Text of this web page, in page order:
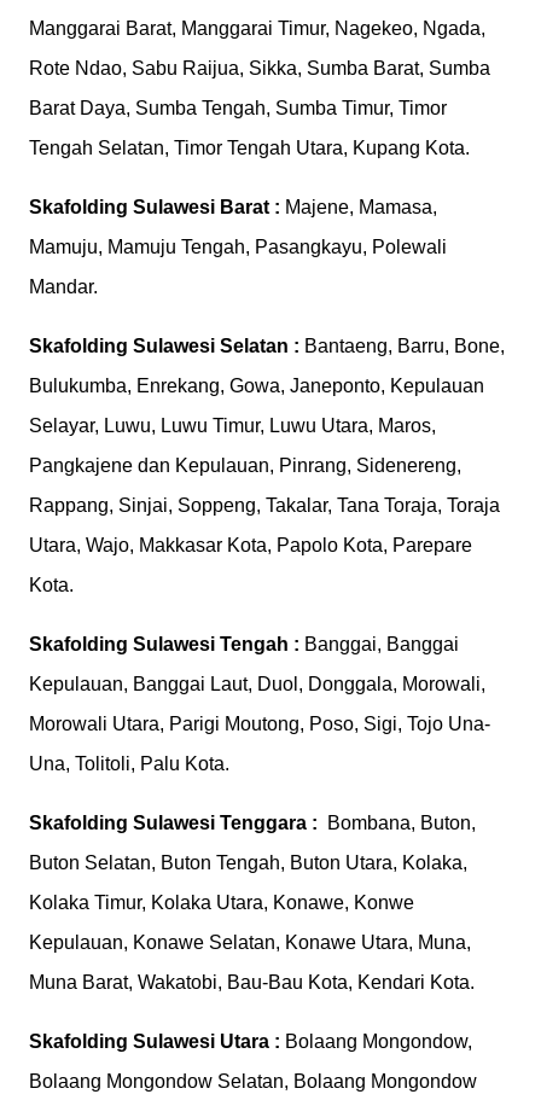
Manggarai Barat, Manggarai Timur, Nagekeo, Ngada,
Rote Ndao, Sabu Raijua, Sikka, Sumba Barat, Sumba
Barat Daya, Sumba Tengah, Sumba Timur, Timor
Tengah Selatan, Timor Tengah Utara, Kupang Kota.
Skafolding Sulawesi Barat : Majene, Mamasa,
Mamuju, Mamuju Tengah, Pasangkayu, Polewali
Mandar.
Skafolding Sulawesi Selatan : Bantaeng, Barru, Bone,
Bulukumba, Enrekang, Gowa, Janeponto, Kepulauan
Selayar, Luwu, Luwu Timur, Luwu Utara, Maros,
Pangkajene dan Kepulauan, Pinrang, Sidenereng,
Rappang, Sinjai, Soppeng, Takalar, Tana Toraja, Toraja
Utara, Wajo, Makkasar Kota, Papolo Kota, Parepare
Kota.
Skafolding Sulawesi Tengah : Banggai, Banggai
Kepulauan, Banggai Laut, Duol, Donggala, Morowali,
Morowali Utara, Parigi Moutong, Poso, Sigi, Tojo Una-
Una, Tolitoli, Palu Kota.
Skafolding Sulawesi Tenggara :
Bombana, Buton,
Buton Selatan, Buton Tengah, Buton Utara, Kolaka,
Kolaka Timur, Kolaka Utara, Konawe, Konwe
Kepulauan, Konawe Selatan, Konawe Utara, Muna,
Muna Barat, Wakatobi, Bau-Bau Kota, Kendari Kota.
Skafolding Sulawesi Utara : Bolaang Mongondow,
Bolaang Mongondow Selatan, Bolaang Mongondow